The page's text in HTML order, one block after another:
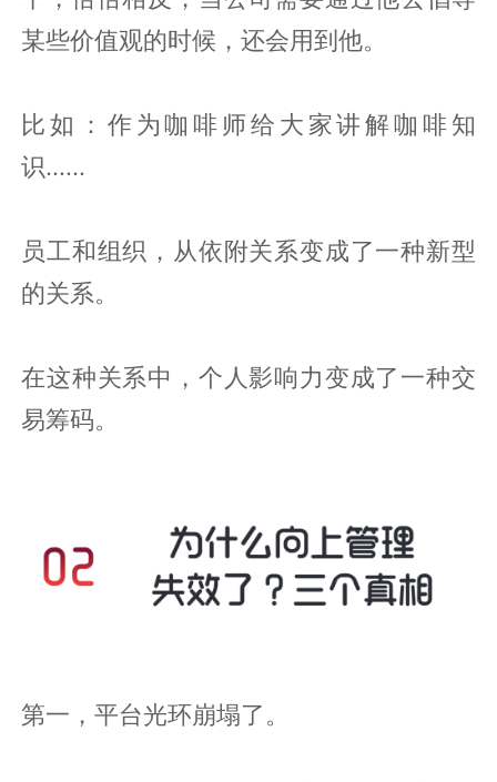
某些价值观的时候，还会用到他。
比如：作为咖啡师给大家讲解咖啡知
识......
员工和组织，从依附关系变成了一种新型
的关系。
在这种关系中，个人影响力变成了一种交
易筹码。
第一，平台光环崩塌了。